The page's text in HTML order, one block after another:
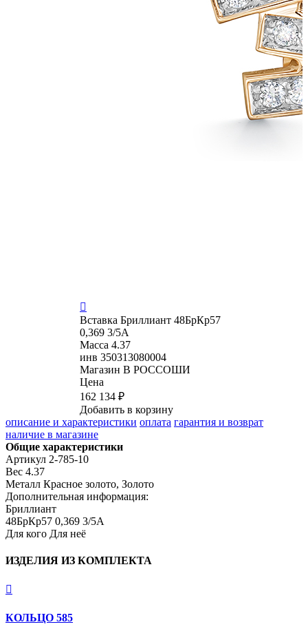

Вставка Бриллиант 48БрКр57
0,369 3/5А
Масса 4.37
инв 350313080004
Магазин В РОССОШИ
Цена
162 134 ₽
Добавить в корзину
описание и характеристики оплата гарантия и возврат
наличие в магазине
Общие характеристики
Артикул 2-785-10
Вес 4.37
Металл Красное золото, Золото
Дополнительная информация:
Бриллиант
48БрКр57 0,369 3/5А
Для кого Для неё
ИЗДЕЛИЯ ИЗ КОМПЛЕКТА

КОЛЬЦО 585